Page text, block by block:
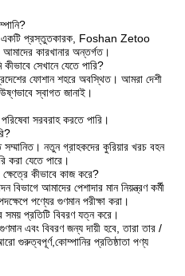
একটি প্রস্তুতকারক, Foshan Zetoo
কারখানার অন্তর্গত।
সেখানে যেতে পারি?
ফোশান শহরে অবস্থিত। আমরা দেশী
স্বাগত জানাই।
সরবরাহ করতে পারি।
নতুন গ্রাহকদের কুরিয়ার খরচ বহন
করা যেতে পারে।
ক্ষেত্রে কীভাবে কাজ করে?
আমাদের পেশাদার মান নিয়ন্ত্রণ কর্মী
পণ্যের গুণমান পরীক্ষা করা।
সময় প্রতিটি বিবরণ যত্ন করে।
এবং বিবরণ জন্য দায়ী হবে, তারা তার /
গুরুত্বপূর্ণ,কোম্পানির প্রতিষ্ঠাতা পণ্য